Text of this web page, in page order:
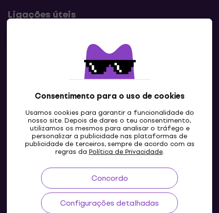
Consentimento para o uso de cookies
Usamos cookies para garantir a funcionalidade do
nosso site. Depois de dares o teu consentimento,
utilizamos os mesmos para analisar o tráfego e
personalizar a publicidade nas plataformas de
publicidade de terceiros, sempre de acordo com as
regras da Política de Privacidade.
Concordo
Configurações detalhadas
Ligações úteis
Contatos
Contacta-nos
PT